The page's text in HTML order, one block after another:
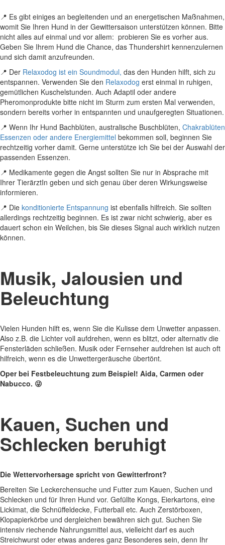
📍 Es gibt einiges an begleitenden und an energetischen Maßnahmen,
womit Sie Ihren Hund in der Gewittersaison unterstützen können. Bitte
nicht alles auf einmal und vor allem: probieren Sie es vorher aus.
Geben Sie Ihrem Hund die Chance, das Thundershirt kennenzulernen
und sich damit anzufreunden.
📍 Der Relaxodog ist ein Soundmodul, das den Hunden hilft, sich zu
entspannen. Verwenden Sie den Relaxodog erst einmal in ruhigen,
gemütlichen Kuschelstunden. Auch Adaptil oder andere
Pheromonprodukte bitte nicht im Sturm zum ersten Mal verwenden,
sondern bereits vorher in entspannten und unaufgeregten Situationen.
📍 Wenn Ihr Hund Bachblüten, australische Buschblüten, Chakrablüten
Essenzen oder andere Energiemittel bekommen soll, beginnen Sie
rechtzeitig vorher damit. Gerne unterstütze ich Sie bei der Auswahl der
passenden Essenzen.
📍 Medikamente gegen die Angst sollten Sie nur in Absprache mit
Ihrer TierärztIn geben und sich genau über deren Wirkungsweise
informieren.
📍 Die konditionierte Entspannung ist ebenfalls hilfreich. Sie sollten
allerdings rechtzeitig beginnen. Es ist zwar nicht schwierig, aber es
dauert schon ein Weilchen, bis Sie dieses Signal auch wirklich nutzen
können.
Musik, Jalousien und
Beleuchtung
Vielen Hunden hilft es, wenn Sie die Kulisse dem Unwetter anpassen.
Also z.B. die Lichter voll aufdrehen, wenn es blitzt, oder alternativ die
Fensterläden schließen. Musik oder Fernseher aufdrehen ist auch oft
hilfreich, wenn es die Unwettergeräusche übertönt.
Oper bei Festbeleuchtung zum Beispiel! Aida, Carmen oder
Nabucco. 😜
Kauen, Suchen und
Schlecken beruhigt
Die Wettervorhersage spricht von Gewitterfront?
Bereiten Sie Leckerchensuche und Futter zum Kauen, Suchen und
Schlecken und für Ihren Hund vor. Gefüllte Kongs, Eierkartons, eine
Lickimat, die Schnüffeldecke, Futterball etc. Auch Zerstörboxen,
Klopapierkörbe und dergleichen bewähren sich gut. Suchen Sie
intensiv riechende Nahrungsmittel aus, vielleicht darf es auch
Streichwurst oder etwas anderes ganz Besonderes sein, denn Ihr